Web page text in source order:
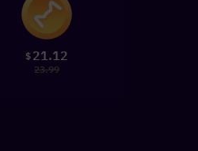
$ 21.12
23.99